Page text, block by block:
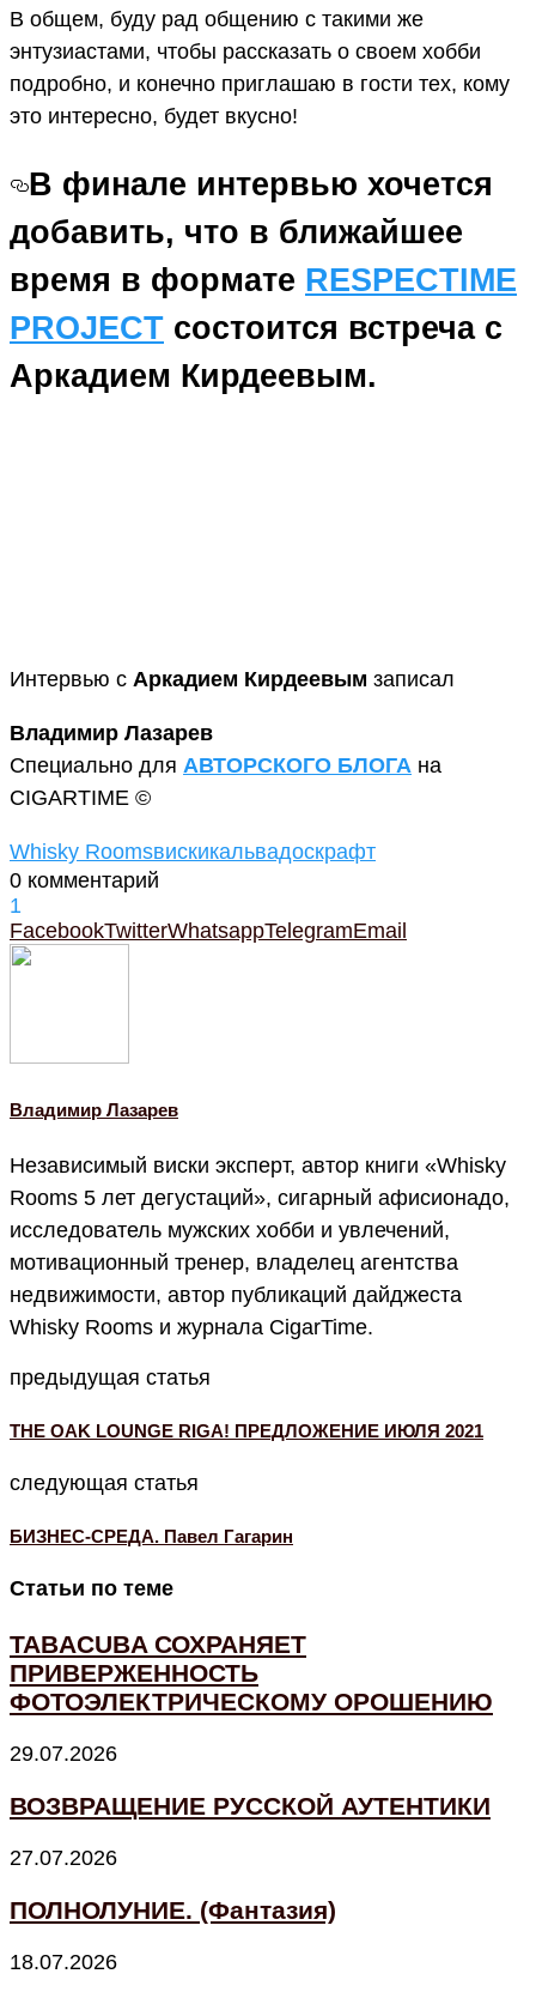
В общем, буду рад общению с такими же
энтузиастами, чтобы рассказать о своем хобби
подробно, и конечно приглашаю в гости тех, кому
это интересно, будет вкусно!
В финале интервью хочется
добавить, что в ближайшее
время в формате RESPECTIME
PROJECT состоится встреча с
Аркадием Кирдеевым.
Интервью с Аркадием Кирдеевым записал
Владимир Лазарев
Специально для АВТОРСКОГО БЛОГА на
CIGARTIME ©
Whisky Roomsвискикальвадоскрафт
0 комментарий
1
FacebookTwitterWhatsappTelegramEmail
Владимир Лазарев
Независимый виски эксперт, автор книги «Whisky
Rooms 5 лет дегустаций», сигарный афисионадо,
исследователь мужских хобби и увлечений,
мотивационный тренер, владелец агентства
недвижимости, автор публикаций дайджеста
Whisky Rooms и журнала CigarTime.
предыдущая статья
THE OAK LOUNGE RIGA! ПРЕДЛОЖЕНИЕ ИЮЛЯ 2021
следующая статья
БИЗНЕС-СРЕДА. Павел Гагарин
Статьи по теме
TABACUBA СОХРАНЯЕТ
ПРИВЕРЖЕННОСТЬ
ФОТОЭЛЕКТРИЧЕСКОМУ ОРОШЕНИЮ
29.07.2026
ВОЗВРАЩЕНИЕ РУССКОЙ АУТЕНТИКИ
27.07.2026
ПОЛНОЛУНИЕ. (Фантазия)
18.07.2026